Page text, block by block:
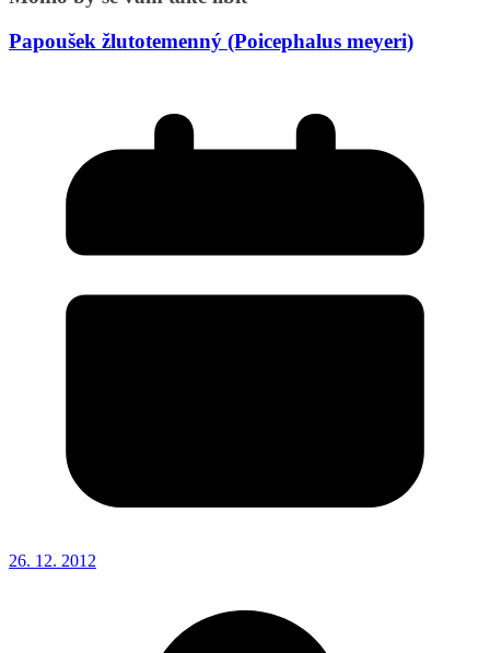
Papoušek žlutotemenný (Poicephalus meyeri)
26. 12. 2012